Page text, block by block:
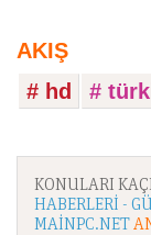
AKIŞ
# hd
#
KONULARI
HABERLERI -
MAINPC.NET